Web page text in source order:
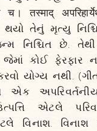
तस्माद्‌
થયો તેનું મૃત્યુ
નિશ્ચિત છે.
જેમાં કોઈ
યોગ્ય નથી.
એક
એટલે
વિનાશ. વિનાશ